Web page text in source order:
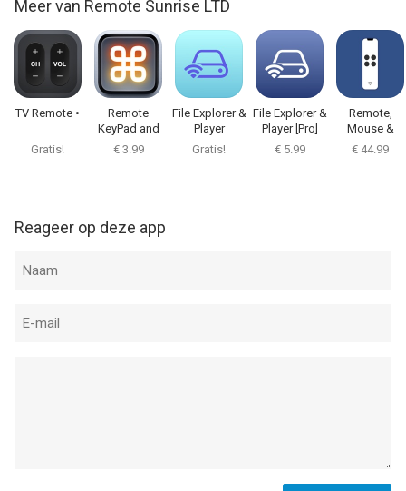
Meer van Remote Sunrise LTD
TV Remote •
Gratis!
Remote
KeyPad and
NumPad Pro
€ 3.99
File Explorer &
Player
Gratis!
File Explorer &
Player [Pro]
€ 5.99
Remote,
Mouse &
Keyboard Pro
€ 44.99
Reageer op deze app